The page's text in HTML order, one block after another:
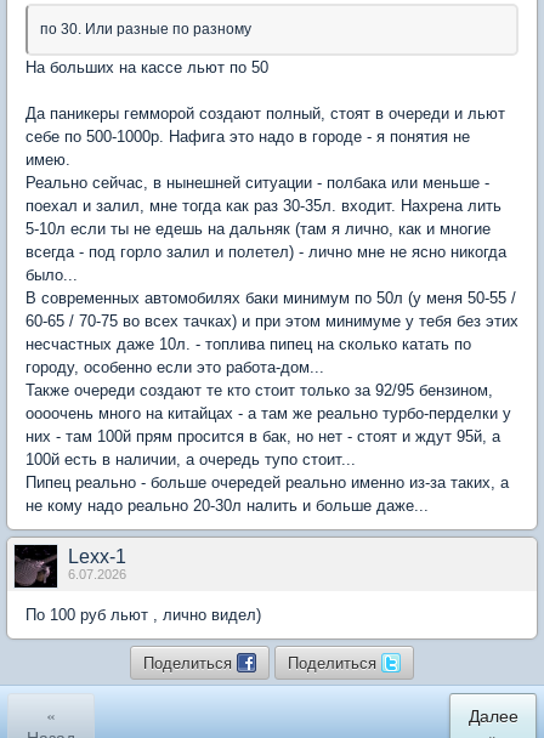
по 30. Или разные по разному
На больших на кассе льют по 50
Да паникеры гемморой создают полный, стоят в очереди и льют
себе по 500-1000р. Нафига это надо в городе - я понятия не
имею.
Реально сейчас, в нынешней ситуации - полбака или меньше -
поехал и залил, мне тогда как раз 30-35л. входит. Нахрена лить
5-10л если ты не едешь на дальняк (там я лично, как и многие
всегда - под горло залил и полетел) - лично мне не ясно никогда
было...
В современных автомобилях баки минимум по 50л (у меня 50-55 /
60-65 / 70-75 во всех тачках) и при этом минимуме у тебя без этих
несчастных даже 10л. - топлива пипец на сколько катать по
городу, особенно если это работа-дом...
Также очереди создают те кто стоит только за 92/95 бензином,
оооочень много на китайцах - а там же реально турбо-перделки у
них - там 100й прям просится в бак, но нет - стоят и ждут 95й, а
100й есть в наличии, а очередь тупо стоит...
Пипец реально - больше очередей реально именно из-за таких, а
не кому надо реально 20-30л налить и больше даже...
Lexx-1
6.07.2026
По 100 руб льют , лично видел)
Поделиться Поделиться
«
Далее